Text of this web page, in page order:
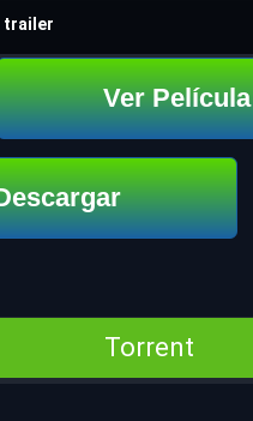
trailer
Ver Película
Torrent